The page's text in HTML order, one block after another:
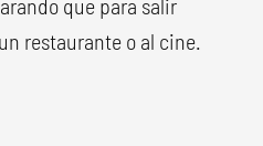
que para salir
restaurante o al cine.